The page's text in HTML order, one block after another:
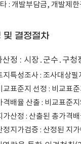
: 개발부담금, 개발제
및 결정절차
정 : 시장․군수․구청
지특성조사 : 조사대상
교표준지 선정 : 비교표
격배율 산출 : 비교표준
가산정 : 산출된 총가격
정지가검증 : 산정된 지